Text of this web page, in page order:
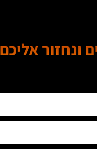
ונחזור אליכם